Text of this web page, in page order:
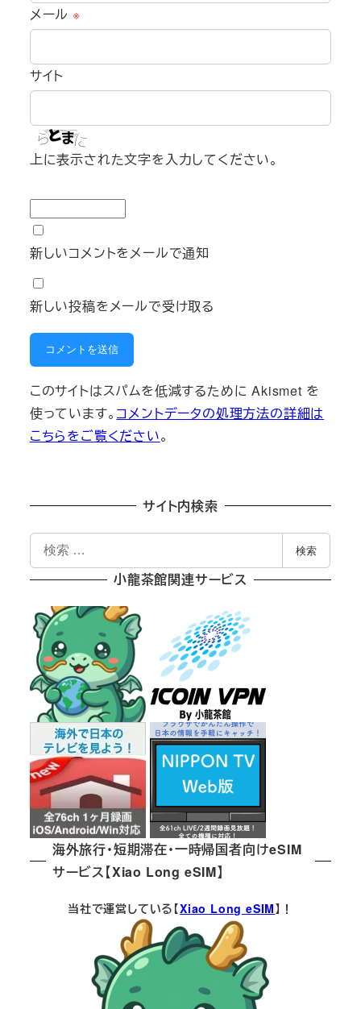
メール ※
サイト
上に表示された文字を入力してください。
新しいコメントをメールで通知
新しい投稿をメールで受け取る
このサイトはスパムを低減するために Akismet を
使っています。 コメントデータの処理方法の詳細は
こちらをご覧ください。
サイト内検索
索
検索
小龍茶館関連サービス
海外旅行・短期滞在・一時帰国者向けeSIM
サービス【Xiao Long eSIM】
当社で運営している【Xiao Long eSIM】！